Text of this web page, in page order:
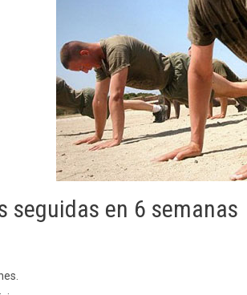
seguidas en 6 semanas